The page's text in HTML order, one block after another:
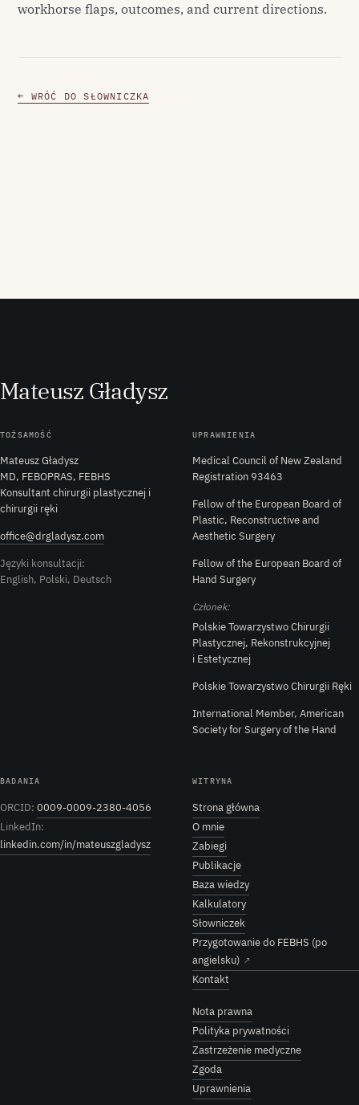
workhorse flaps, outcomes, and current directions.
← WRÓĆ DO SŁOWNICZKA
Mateusz Gładysz
TOŻSAMOŚĆ
Mateusz Gładysz
MD, FEBOPRAS, FEBHS
Konsultant chirurgii plastycznej i
chirurgii ręki
office@drgladysz.com
Języki konsultacji:
English, Polski, Deutsch
UPRAWNIENIA
Medical Council of New Zealand
Registration 93463
Fellow of the European Board of
Plastic, Reconstructive and
Aesthetic Surgery
Fellow of the European Board of
Hand Surgery
Członek:
Polskie Towarzystwo Chirurgii
Plastycznej, Rekonstrukcyjnej
i Estetycznej
Polskie Towarzystwo Chirurgii Ręki
International Member, American
Society for Surgery of the Hand
BADANIA
ORCID: 0009-0009-2380-4056
LinkedIn:
linkedin.com/in/mateuszgladysz
WITRYNA
Strona główna
O mnie
Zabiegi
Publikacje
Baza wiedzy
Kalkulatory
Słowniczek
Przygotowanie do FEBHS (po
angielsku) ↗
Kontakt
Nota prawna
Polityka prywatności
Zastrzeżenie medyczne
Zgoda
Uprawnienia